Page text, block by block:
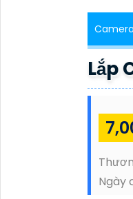
Lắp
Ngày